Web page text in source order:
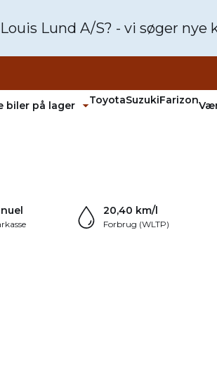
Lund A/S? - vi søger nye
biler på lager ToyotaSuzukiFarizon
Forbrug (WLTP)
20,40 km/l